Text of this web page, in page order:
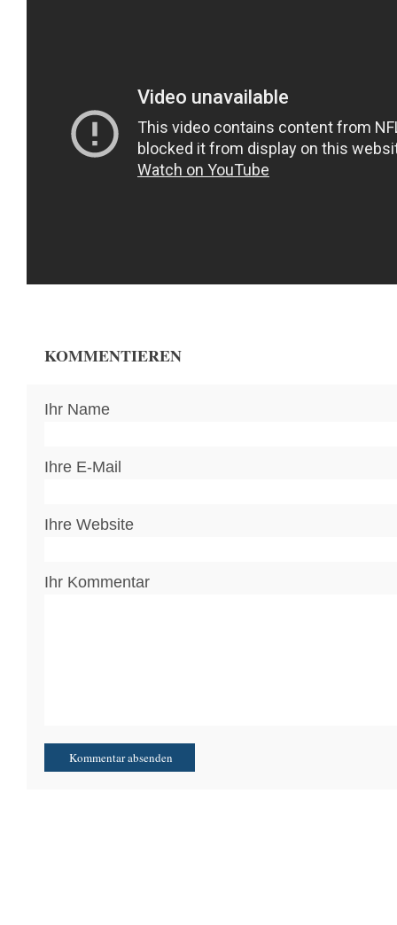
KOMMENTIEREN
Ihr Name
Ihre E-Mail
Ihre Website
Ihr Kommentar